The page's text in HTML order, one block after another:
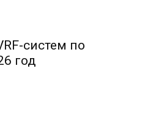
систем по
год